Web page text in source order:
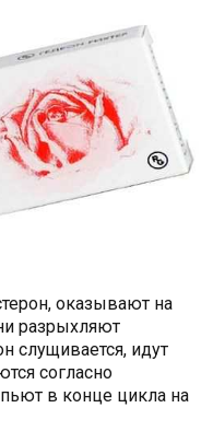
оказывают на
разрыхляют
слущивается, идут
согласно
в конце цикла на